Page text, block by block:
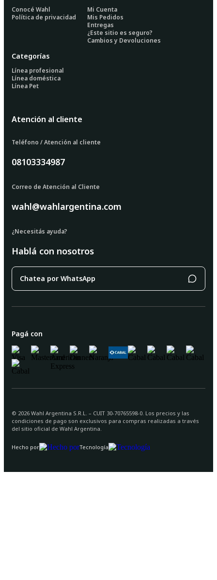
Conocé Wahl
Política de privacidad
Mi Cuenta
Mis Pedidos
Entregas
¿Este sitio es seguro?
Cambios y Devoluciones
Categorías
Línea profesional
Línea doméstica
Línea Pet
Atención al cliente
Teléfono / Atención al cliente
08103334987
Correo de Atención al Cliente
wahl@wahlargentina.com
¿Necesitás ayuda?
Hablá con nosotros
Chatea por WhatsApp
Pagá con
© 2026 Wahl Argentina S.R.L. – CUIT 30-70765598-0. Los precios y las
condiciones de pago son exclusivos para compras realizadas a través
del sitio oficial de Wahl Argentina.
Hecho por Tecnología